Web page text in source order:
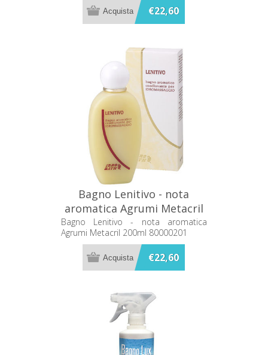
€22,60
Bagno Lenitivo - nota
aromatica Agrumi Metacril
200ml 80000201
Bagno Lenitivo - nota aromatica
Agrumi Metacril 200ml 80000201
€22,60